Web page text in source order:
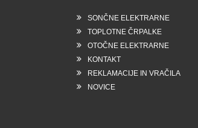
SONČNE ELEKTRARNE
TOPLOTNE ČRPALKE
OTOČNE ELEKTRARNE
KONTAKT
REKLAMACIJE IN VRAČILA
NOVICE